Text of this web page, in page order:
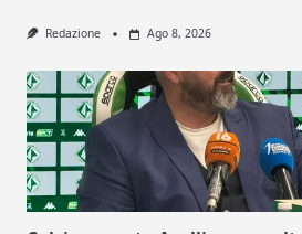
Redazione Ago 8, 2026